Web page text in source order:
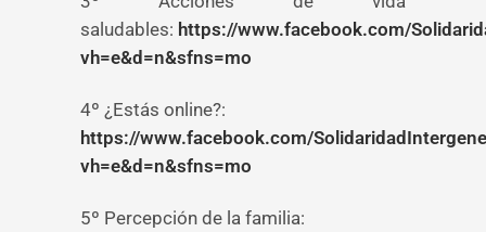
saludables: https://www.facebook.com/
vh=e&d=n&sfns=mo
4º ¿Estás online?:
https://www.facebook.com/
vh=e&d=n&sfns=mo
5º Percepción de la familia: